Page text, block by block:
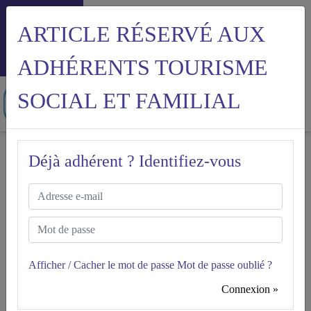
Accueil Le temps partiel classique
ARTICLE RÉSERVÉ AUX
ADHÉRENTS TOURISME
SOCIAL ET FAMILIAL
Déjà adhérent ? Identifiez-vous
Afficher / Cacher le mot de passe Mot de passe oublié ?
Connexion »
LE TEMPS PARTIEL
CLASSIQUE
TSF
Version à jour du 23.03.2023
Le contrat de travail à temps partiel "classique" s'adresse aux salariés